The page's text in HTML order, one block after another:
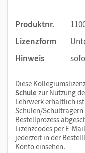
Produktnr.
Lizenzform
Hinweis
Diese
Schule zur Nutzung
Lehrwerk erhältlich
Schulen/Schulträgern
Bestellprozess
Lizenzcodes per E-
jederzeit in der
Konto einsehen.